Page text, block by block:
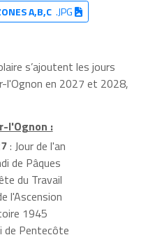
A,B,C.JPG
s’ajoutent les jours
l'Ognon en 2027 et 2028,
l'Ognon :
: Jour de l'an
de Pâques
du Travail
l'Ascension
1945
de Pentecôte